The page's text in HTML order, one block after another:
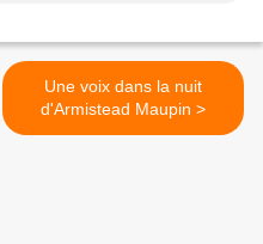
Une voix dans la nuit
d'Armistead Maupin >